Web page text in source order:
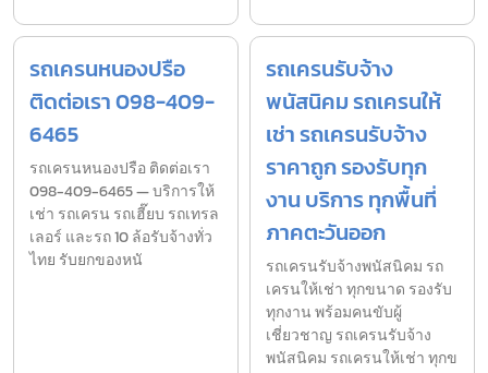
รถเครนหนองปรือ
ติดต่อเรา 098-409-
6465
รถเครนหนองปรือ ติดต่อเรา
098-409-6465 — บริการให้
เช่า รถเครน รถเฮี๊ยบ รถเทรล
เลอร์ และรถ 10 ล้อรับจ้างทั่ว
ไทย รับยกของหนั
รถเครนรับจ้าง
พนัสนิคม รถเครนให้
เช่า รถเครนรับจ้าง
ราคาถูก รองรับทุก
งาน บริการ ทุกพื้นที่
ภาคตะวันออก
รถเครนรับจ้างพนัสนิคม รถ
เครนให้เช่า ทุกขนาด รองรับ
ทุกงาน พร้อมคนขับผู้
เชี่ยวชาญ รถเครนรับจ้าง
พนัสนิคม รถเครนให้เช่า ทุกข